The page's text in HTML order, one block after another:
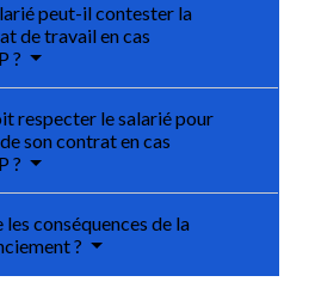
peut-il contester la
de travail en cas
?
respecter le salarié pour
son contrat en cas
?
conséquences de la
?